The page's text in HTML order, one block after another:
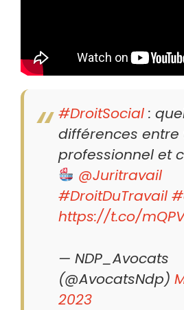
#DroitSocial :
différences entre
professionnel et
@Juritravail
#DroitDuTravail
https://t.co/
— NDP_Avocats
(@AvocatsNdp)
2023